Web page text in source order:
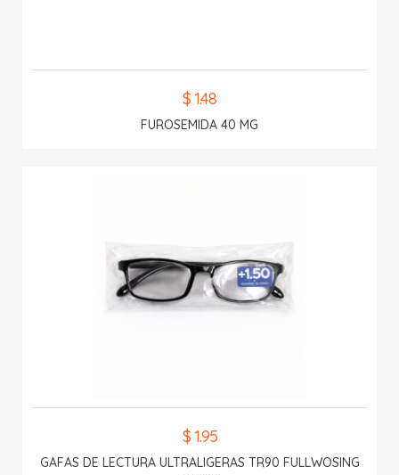
$ 1.48
FUROSEMIDA 40 MG
$ 1.95
GAFAS DE LECTURA ULTRALIGERAS TR90 FULLWOSING